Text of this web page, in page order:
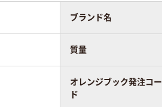
ブランド名
質量
オレンジブック発注コー
ド